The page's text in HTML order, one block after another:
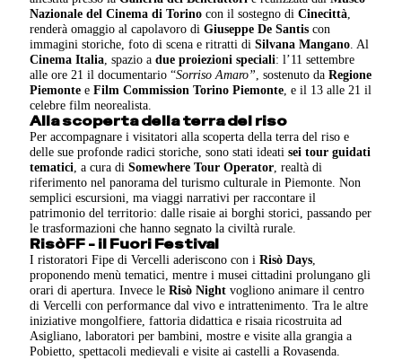
Nazionale del Cinema di Torino con il sostegno diCinecittà,
renderà omaggio al capolavoro diGiuseppe De Santis con
immagini storiche, foto di scena e ritratti diSilvana Mangano. Al
Cinema Italia, spazio adue proiezioni speciali: l’11 settembre
alle ore 21 il documentario “Sorriso Amaro”, sostenuto daRegione
Piemonte eFilm Commission Torino Piemonte, e il 13 alle 21 il
celebre film neorealista.
Alla scoperta della terra del riso
Per accompagnare i visitatori alla scoperta della terra del riso e
delle sue profonde radici storiche, sono stati ideatiseitour guidati
tematici, a cura diSomewhere Tour Operator, realtà di
riferimento nel panorama del turismo culturale in Piemonte. Non
semplici escursioni, ma viaggi narrativi per raccontare il
patrimonio del territorio: dalle risaie ai borghi storici, passando per
le trasformazioni che hanno segnato la civiltà rurale.
RisòFF - il Fuori Festival
I ristoratori Fipe di Vercelli aderiscono con iRisò Days,
proponendo menù tematici, mentre i musei cittadini prolungano gli
orari di apertura. Invece leRisò Night vogliono animare il centro
di Vercelli con performance dal vivo e intrattenimento. Tra le altre
iniziative mongolfiere, fattoria didattica e risaia ricostruita ad
Asigliano, laboratori per bambini, mostre e visite alla grangia a
Pobietto, spettacoli medievali e visite ai castelli a Rovasenda.